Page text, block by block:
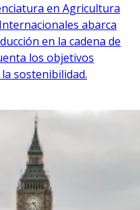
en Agricultura
abarca
en la cadena de
los objetivos
sostenibilidad.